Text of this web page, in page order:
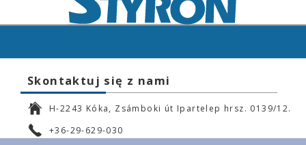
Skontaktuj się z nami
H-2243 Kóka, Zsámboki út Ipartelep hrsz. 0139/12.
+36-29-629-030